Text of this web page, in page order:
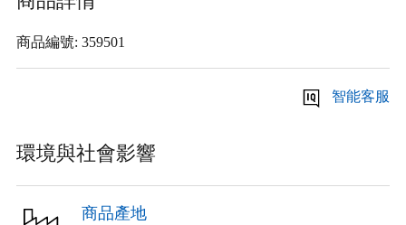
商品編號: 359501
智能客服
環境與社會影響
商品產地